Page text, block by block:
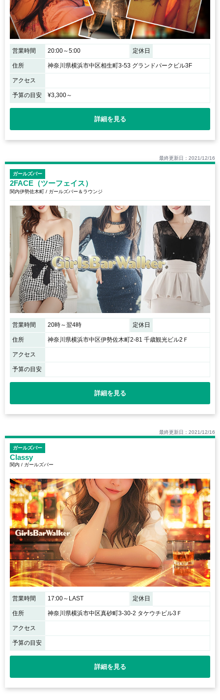
営業時間 20:00～5:00 定休日
住所 神奈川県横浜市中区相生町3-53 グランドパークビル3F
アクセス
予算の目安 ¥3,300～
詳細を見る
最終更新日：2021/12/16
ガールズバー
2FACE（ツーフェイス）
関内伊勢佐木町 / ガールズバー＆ラウンジ
営業時間 20時～翌4時 定休日
住所 神奈川県横浜市中区伊勢佐木町2-81 千歳観光ビル2Ｆ
アクセス
予算の目安
詳細を見る
最終更新日：2021/12/16
ガールズバー
Classy
関内 / ガールズバー
営業時間 17:00～LAST 定休日
住所 神奈川県横浜市中区真砂町3-30-2 タケウチビル3Ｆ
アクセス
予算の目安
詳細を見る